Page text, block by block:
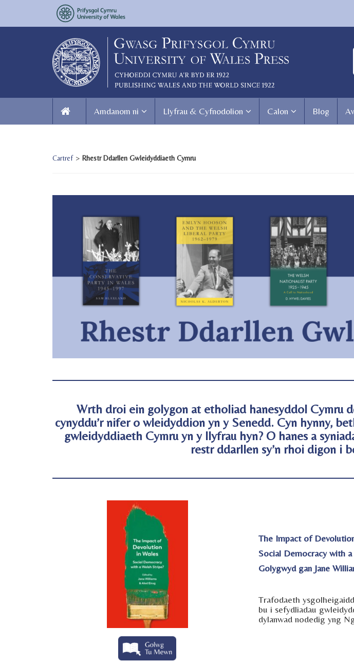
Amdanom ni Llyfrau & Cyfnodolion Calon Blog
Cartref > Rhestr Ddarllen Gwleidyddiaeth Cymru
Wrth droi ein golygon at etholiad hanesyddol Cymru
cynyddu’r nifer o wleidyddion yn y Senedd. Cyn hynny,
gwleidyddiaeth Cymru yn y llyfrau hyn? O hanes a
restr ddarllen sy’n rhoi digon i
The Impact of
Social Democracy with
Golygwyd gan Jane
Trafodaeth
bu i sefydliadau
dylanwad nodedig yng